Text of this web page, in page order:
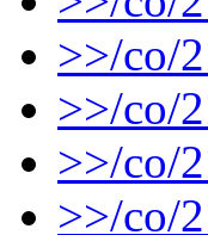
>>/co/
>>/co/
>>/co/
>>/co/